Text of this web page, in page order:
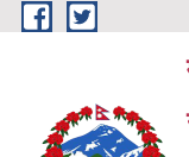
Skip to main content